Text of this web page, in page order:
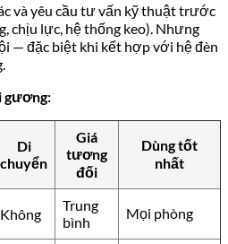
và yêu cầu tư vấn kỹ thuật trước
chịu lực, hệ thống keo). Nhưng
— đặc biệt khi kết hợp với hệ đèn
gương:
Di
chuyển
Giá
tương
đối
Dùng tốt
nhất
Không
Trung
bình
Mọi phòng